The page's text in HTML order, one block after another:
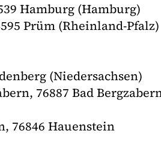
Hamburg (Hamburg)
Prüm (Rheinland-Pfalz)
(Niedersachsen)
76887 Bad
76846 Hauenstein